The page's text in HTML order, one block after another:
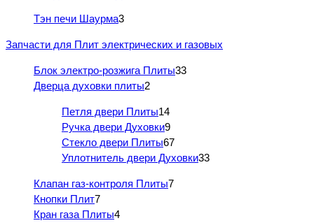
Тэн печи Шаурма3
Запчасти для Плит электрических и газовых
Блок электро-розжига Плиты33
Дверца духовки плиты2
Петля двери Плиты14
Ручка двери Духовки9
Стекло двери Плиты67
Уплотнитель двери Духовки33
Клапан газ-контроля Плиты7
Кнопки Плит7
Кран газа Плиты4